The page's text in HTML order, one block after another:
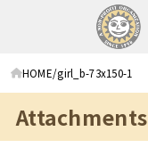
HOME girl_b-73x150-1
Attachments